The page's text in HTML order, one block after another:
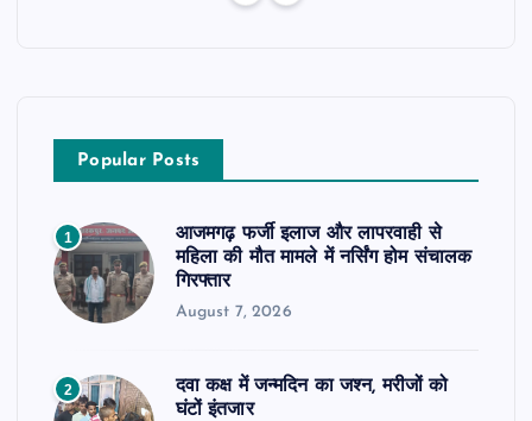
Popular Posts
1
आजमगढ़ फर्जी इलाज और लापरवाही से
महिला की मौत मामले में नर्सिंग होम संचालक
गिरफ्तार
August 7, 2026
2
दवा कक्ष में जन्मदिन का जश्न, मरीजों को
घंटों इंतजार